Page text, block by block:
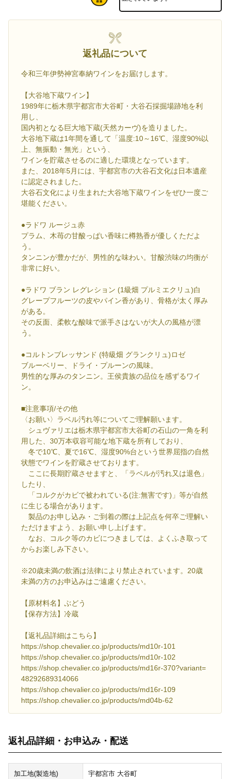
返礼品について
令和三年伊勢神宮奉納ワインをお届けします。
【大谷地下蔵ワイン】
1989年に栃木県宇都宮市大谷町・大谷石採掘場跡地を利
用し、
国内初となる巨大地下蔵(天然カーヴ)を造りました。
大谷地下蔵は1年間を通して「温度:10～16℃、湿度90%以
上、無振動・無光」という、
ワインを貯蔵させるのに適した環境となっています。
また、2018年5月には、宇都宮市の大谷石文化は日本遺産
に認定されました。
大谷石文化により生まれた大谷地下蔵ワインをぜひ一度ご
堪能ください。
●ラドワ ルージュ赤
プラム、木苺の甘酸っぱい香味に樽熟香が優しくただよ
う。
タンニンが豊かだが、男性的な味わい。甘酸渋味の均衡が
非常に好い。
●ラドワ ブラン レグレション (1級畑 プルミエクリュ)白
グレープフルーツの皮やパイン香があり、骨格が太く厚み
がある。
その反面、柔軟な酸味で派手さはないが大人の風格が漂
う。
●コルトンブレッサンド (特級畑 グランクリュ)ロゼ
ブルーベリー、ドライ・プルーンの風味。
男性的な厚みのタンニン。王侯貴族の品位を感ずるワイ
ン。
■注意事項/その他
〈お願い〉ラベル汚れ等についてご理解願います。
シュヴァリエは栃木県宇都宮市大谷町の石山の一角を利
用した、30万本収容可能な地下蔵を所有しており、
冬で10℃、夏で16℃、湿度90%台という世界屈指の自然
状態でワインを貯蔵させております。
ここに長期貯蔵させますと、「ラベルが汚れ又は退色」
したり、
「コルクがカビで被われている(注:無害です)」等が自然
に生じる場合があります。
製品のお申し込み・ご到着の際は上記点を何卒ご理解い
ただけますよう、お願い申し上げます。
なお、コルク等のカビにつきましては、よくふき取って
からお楽しみ下さい。
※20歳未満の飲酒は法律により禁止されています。20歳
未満の方のお申込みはご遠慮ください。
【原材料名】ぶどう
【保存方法】冷蔵
【返礼品詳細はこちら】
https://shop.chevalier.co.jp/products/md10r-101
https://shop.chevalier.co.jp/products/md10r-102
https://shop.chevalier.co.jp/products/md16r-370?variant=
48292689314066
https://shop.chevalier.co.jp/products/md16r-109
https://shop.chevalier.co.jp/products/md04b-62
返礼品詳細・お申込み・配送
加工地(製造地) 宇都宮市 大谷町